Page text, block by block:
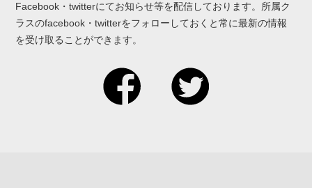
Facebook・twitterにてお知らせ等を配信しております。 所属ク
ラスのfacebook・twitterをフォローしておくと常に最新の情報
を受け取ることができます。